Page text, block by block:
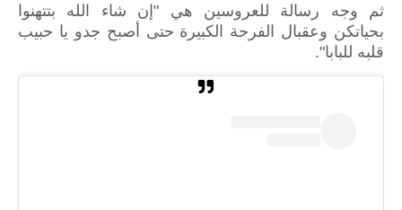
ثم وجه رسالة للعروسين هي "إن شاء الله بتتهنوا
بحياتكن وعقبال الفرحة الكبيرة حتى أصبح جدو يا حبيب
قلبه للبابا".